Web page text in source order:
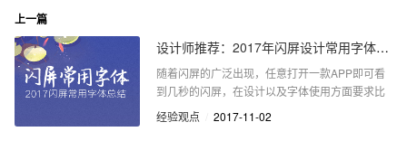
上一篇
设计师推荐：2017年闪屏设计常用字体总结
随着闪屏的广泛出现，任意打开一款APP即可看
到几秒的闪屏，在设计以及字体使用方面要求比
较高，这里小编给大家总结一下常用字体。
经验观点 2017-11-02